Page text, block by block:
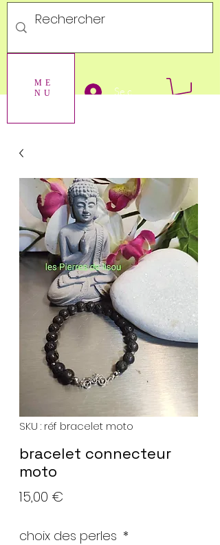
ME
NU
Se connecter
SKU : réf bracelet moto
bracelet connecteur
moto
15,00 €
choix des perles *